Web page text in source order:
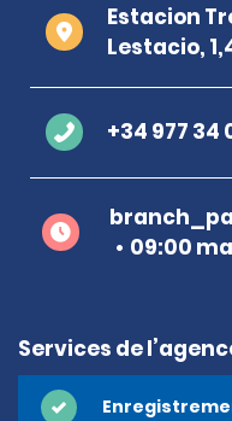
Estacion
Lestacio,
+34 977 34
09:00
Services de